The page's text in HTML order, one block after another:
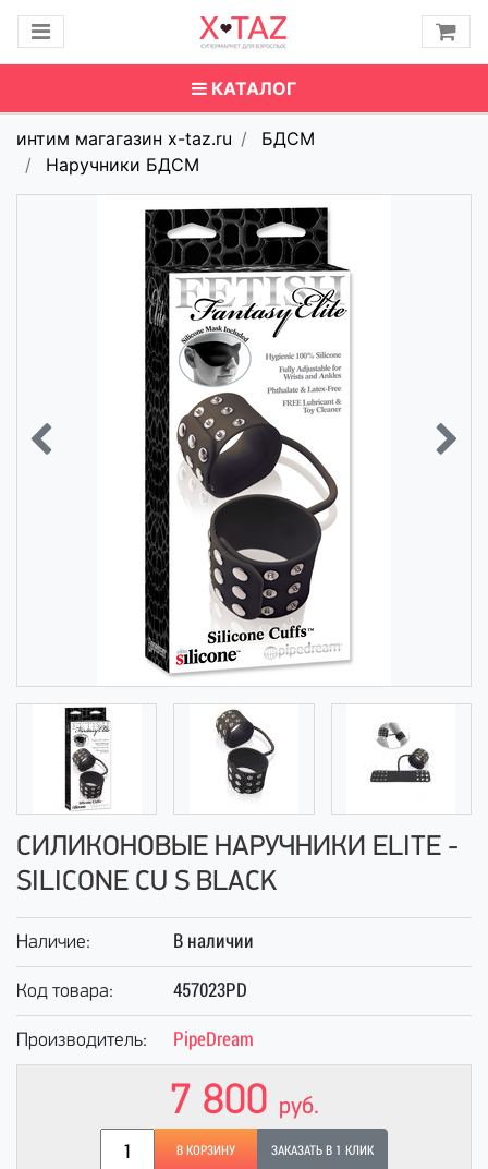
КАТАЛОГ
интим магагазин x-taz.ru
БДСМ
Наручники БДСМ
СИЛИКОНОВЫЕ НАРУЧНИКИ ELITE -
SILICONE CU S BLACK
Наличие: В наличии
Код товара: 457023PD
Производитель: PipeDream
7 800 руб.
В КОРЗИНУ ЗАКАЗАТЬ В 1 КЛИК